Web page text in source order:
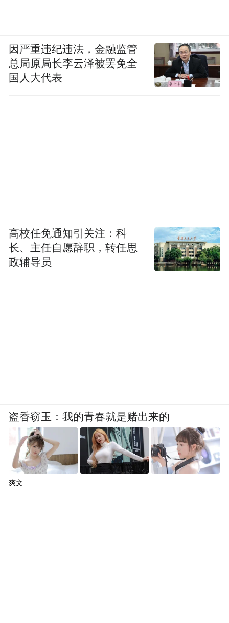
因严重违纪违法，金融监管
总局原局长李云泽被罢免全
国人大代表
高校任免通知引关注：科
长、主任自愿辞职，转任思
政辅导员
盗香窃玉：我的青春就是赌出来的
爽文